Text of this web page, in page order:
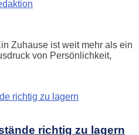
Zuhause ist weit mehr als ein
von Persönlichkeit,
richtig zu lagern